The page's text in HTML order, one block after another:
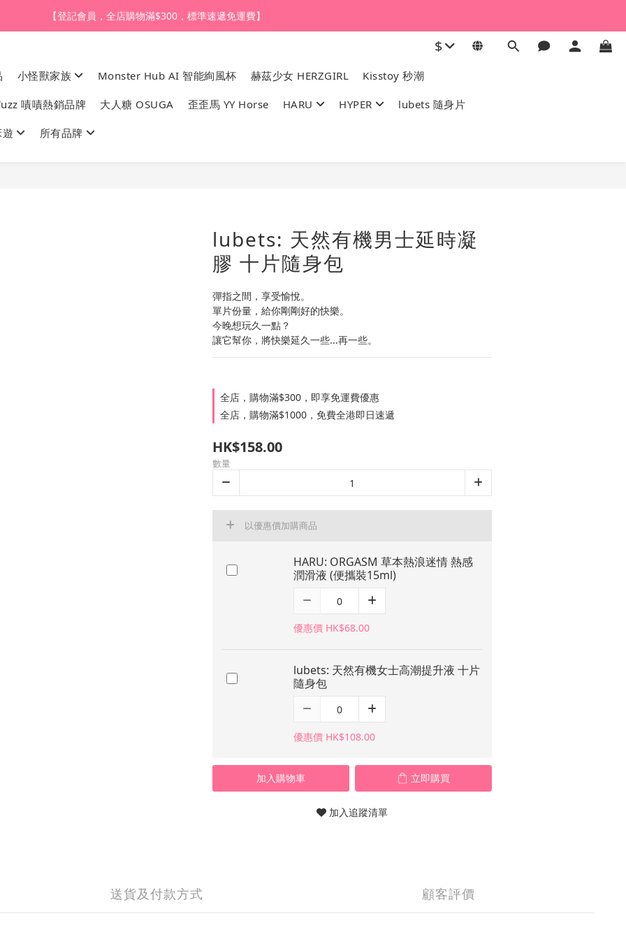
【登記會員，全店購物滿$1,000，即享全單95折】
【登記會員，全店購物滿$300，標準速遞免運費】
【登記會員，全店購物滿$1,000，即享全單95折】
$
小怪獸家族 Monster Hub AI 智能絢風杯 赫茲少女 HERZGIRL Kisstoy 秒潮
嘖嘖熱銷品牌 大人糖 OSUGA 歪歪馬 YY Horse HARU HYPER lubets 隨身片
所有品牌
lubets: 天然有機男士延時凝
膠 十片隨身包
彈指之間，享受愉悅。
單片份量，給你剛剛好的快樂。
今晚想玩久一點？
讓它幫你，將快樂延久一些...再一些。
全店，購物滿$300，即享免運費優惠
全店，購物滿$1000，免費全港即日速遞
HK$158.00
數量
以優惠價加購商品
HARU: ORGASM 草本熱浪迷情 熱感
潤滑液 (便攜裝15ml)
優惠價 HK$68.00
lubets: 天然有機女士高潮提升液 十片
隨身包
優惠價 HK$108.00
加入購物車 立即購買
加入追蹤清單
送貨及付款方式 顧客評價